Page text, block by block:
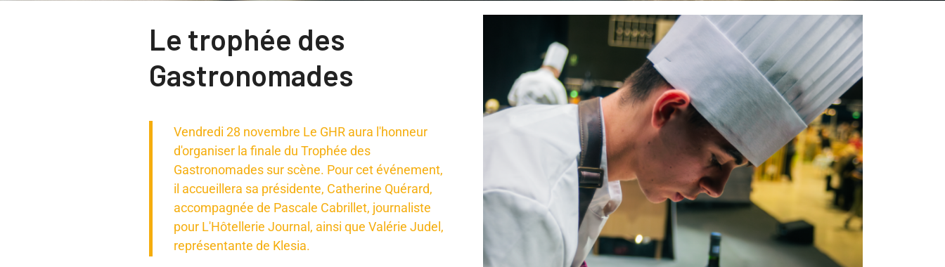
Le trophée des
Gastronomades
Vendredi 28 novembre Le GHR aura l'honneur
d'organiser la finale du Trophée des
Gastronomades sur scène. Pour cet événement,
il accueillera sa présidente, Catherine Quérard,
accompagnée de Pascale Cabrillet, journaliste
pour L'Hôtellerie Journal, ainsi que Valérie Judel,
représentante de Klesia.